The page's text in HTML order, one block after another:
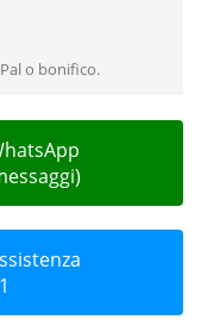
o bonifico.